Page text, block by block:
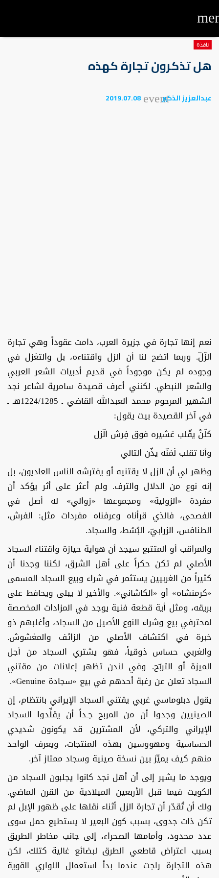
نافذة
هل تذكرون تجارة كهذه
عبدالعزيز الذكيرevent
2019.07.08
نعم إنها تجارة في جزيرة العرب، دامت عقوداً وهي تجارة
الزّلّ. وربما اتضح لنا أن الزل واقتناءه، بل والتغزل في
وجوده لم يكن موجوداً في قديم أدبيات الشعر العربي
والشعر النبطي. لكنني أعرف قصيدة سامرية لشاعر نجد
الشهير المرحوم محمد العبدالله القاضي ـ 1224/1285هـ ـ
في آخر القصيدة بيت يقول:
كلّنْ يقّلب عَشيره فوق فِرش الّزل
وأنا تقلب لَمَنّه يذّن التالي
وظهر لي أن الزل لا يقتنيه أو يفترشه الناس العاديون، بل
إنه نوع من الدلال والترف. ولم أعثر على أثر يؤكد أن
مفردة «الزولية» ومجموعها «زوالي» له أصل في
الفصحى، فالذي قرأناه وعرفناه مفردات مثل: الفرش،
الطنافس، الزرابيّ، البُسُط، والسجاد.
والمراقب أو المتتبع سيجد أن هواية حيازة واقتناء السجاد
الأصلي لم تكن حكراً على أهل الشرق، لكننا وجدنا أن
كثيراً من الغربيين يستثمر في شراء وبيع السجاد المسمى
«كرمنشاه» أو «الكاشاني». والأخير لا يبلى ويحافط على
بريقه، ومثل أية قطعة فنية يوجد في المزادات المخصصة
لمحترفي بيع وشراء النوع الأصيل من السجاد، وأغلبهم ذو
خبرة في اكتشاف الأصلي من الزائف والمغشوش.
والغربي حساس ذوقياً، فهو يشتري السجاد من أجل
الميزة أو التربّح. وفي لندن تظهر إعلانات من مقتني
السجاد تعلن عن رغبة أحدهم في بيع «سجادة Genuine».
يقول دبلوماسي غربي يقتني السجاد الإيراني بانتظام، إن
الصينيين وجدوا أن من المربح جـداً أن يقلِّدوا السجاد
الإيراني والتركي، لأن المشترين قد يكونون شديدي
الحساسية ومهووسين بهذه المنتجات، ويعرف الواحد
منهم كيف يميِّز بين نسخة صينية وسجاد ممتاز آخر.
ويوجد ما يشير إلى أن أهل نجد كانوا يجلبون السجاد من
الكويت فيما قبل الأربعين الميلادية من القرن الماضي.
ولك أن تُقدّر أن تجارة الزل أثناء نقلها على ظهور الإبل لم
تكن ذات جدوى، بسبب كون البعير لا يستطيع حمل سوى
عدد محدود، وأمامها الصحراء، إلى جانب مخاطر الطريق
بسبب اعتراض قاطعي الطرق لبضائع غالية كتلك، لكن
هذه التجارة راجت عندما بدأ استعمال اللواري القوية